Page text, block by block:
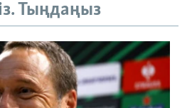
Тыңдаңыз